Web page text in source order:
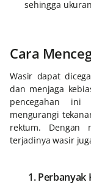
sehingga
Cara
Wasir dapat
dan menjaga
pencegahan ini
mengurangi
rektum. Dengan
terjadinya wasir
1. Perbanyak